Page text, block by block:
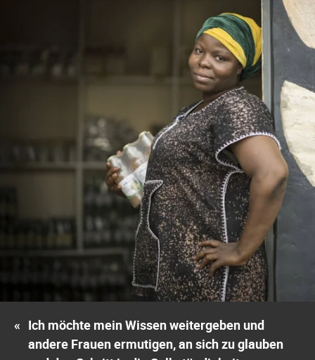
« Ich möchte mein Wissen weitergeben und
andere Frauen ermutigen, an sich zu glauben